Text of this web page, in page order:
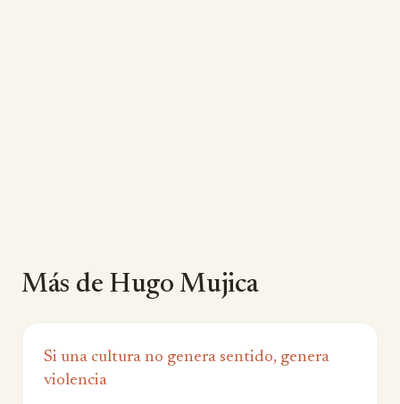
Más de Hugo Mujica
Si una cultura no genera sentido, genera
violencia